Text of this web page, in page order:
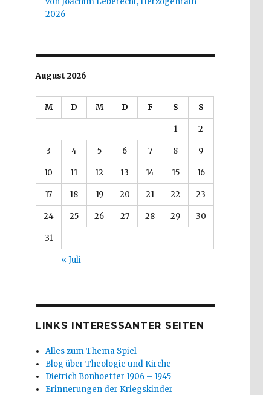
2026
August 2026
M D M D F S S
1 2
3 4 5 6 7 8 9
10 11 12 13 14 15 16
17 18 19 20 21 22 23
24 25 26 27 28 29 30
31
« Juli
LINKS INTERESSANTER SEITEN
Alles zum Thema Spiel
Blog über Theologie und Kirche
Dietrich Bonhoeffer 1906 – 1945
Erinnerungen der Kriegskinder